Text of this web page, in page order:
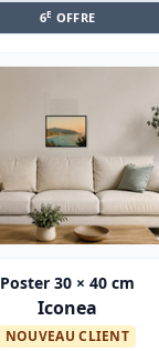
6E OFFRE
Poster 30 × 40 cm
Iconea
NOUVEAU CLIENT